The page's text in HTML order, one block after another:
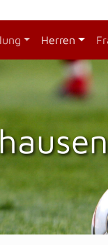
Herren